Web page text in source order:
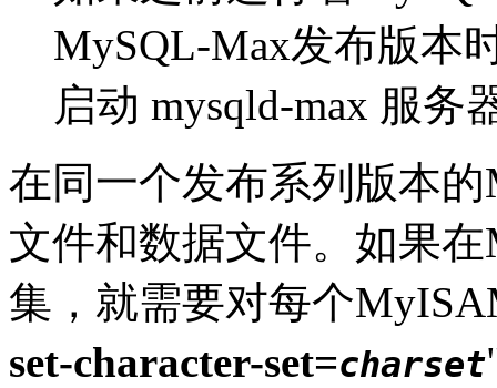
MySQL-Max发布版本
启动 mysqld-max 服务
在同一个发布系列版本
文件和数据文件。如果
集，就需要对每个
set-character-set=charset